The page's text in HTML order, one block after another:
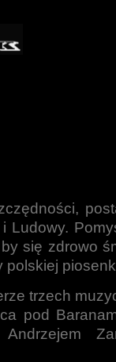
Ludowy.
się zdrowo
polskiej
trzech
pod